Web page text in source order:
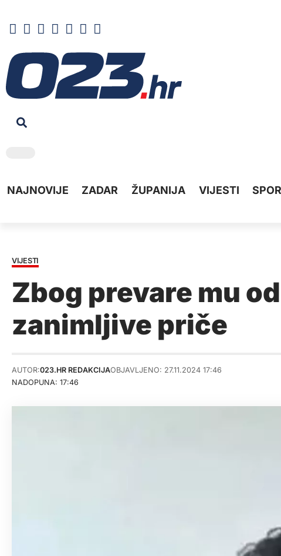
NAJNOVIJE ZADAR ŽUPANIJA VIJESTI
VIJESTI
Zbog prevare mu
zanimljive priče
NADOPUNA: 17:46
AUTOR:023.HR REDAKCIJAOBJAVLJENO: 27.11.2024 17:46